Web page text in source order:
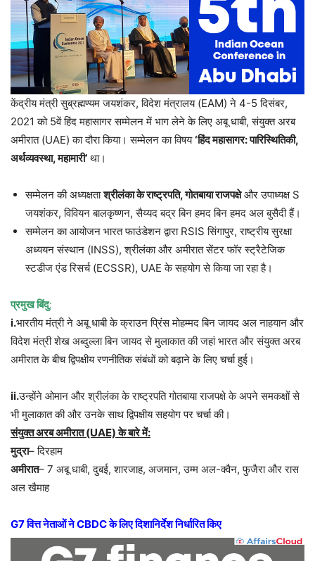
केंद्रीय मंत्री सुब्रह्मण्यम जयशंकर, विदेश मंत्रालय (EAM) ने 4-5 दिसंबर,
2021 को 5वें हिंद महासागर सम्मेलन में भाग लेने के लिए अबू धाबी, संयुक्त अरब
अमीरात (UAE) का दौरा किया। सम्मेलन का विषय‘हिंद महासागर: पारिस्थितिकी,
अर्थव्यवस्था, महामारी’ था।
सम्मेलन की अध्यक्षताश्रीलंका के राष्ट्रपति, गोतबाया राजपक्षेऔर उपाध्यक्ष S
जयशंकर, विवियन बालकृष्णन, सैय्यद बद्र बिन हमद बिन हमद अल बुसैदी हैं।
सम्मेलन का आयोजन भारत फाउंडेशन द्वारा RSIS सिंगापुर, राष्ट्रीय सुरक्षा
अध्ययन संस्थान (INSS), श्रीलंका और अमीरात सेंटर फॉर स्ट्रैटेजिक
स्टडीज एंड रिसर्च (ECSSR), UAE के सहयोग से किया जा रहा है।
प्रमुख बिंदु:
i.भारतीय मंत्री ने अबू धाबी के क्राउन प्रिंस मोहम्मद बिन जायद अल नाहयान और
विदेश मंत्री शेख अब्दुल्ला बिन जायद से मुलाकात की जहां भारत और संयुक्त अरब
अमीरात के बीच द्विपक्षीय रणनीतिक संबंधों को बढ़ाने के लिए चर्चा हुई।
ii.उन्होंने ओमान और श्रीलंका के राष्ट्रपति गोतबाया राजपक्षे के अपने समकक्षों से
भी मुलाकात की और उनके साथ द्विपक्षीय सहयोग पर चर्चा की।
संयुक्त अरब अमीरात (UAE) के बारे में:
मुद्रा– दिरहाम
अमीरात– 7 अबू धाबी, दुबई, शारजाह, अजमान, उम्म अल-क्वैन, फुजैरा और रास
अल खैमाह
G7 वित्त नेताओं ने CBDC के लिए दिशानिर्देश निर्धारित किए